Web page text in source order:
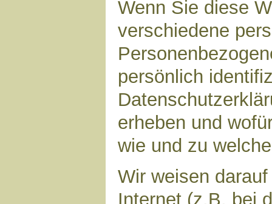
Wenn Sie diese
verschiedene
persönlich
erheben und
wie und zu
Wir weisen
Internet (z.B. bei